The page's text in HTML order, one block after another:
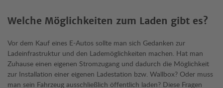
Welche Möglichkeiten zum Laden gibt es?
Vor dem Kauf eines E-Autos sollte man sich Gedanken zur
Ladeinfrastruktur und den Lademöglichkeiten machen. Hat man
Zuhause einen eigenen Stromzugang und dadurch die Möglichkeit
zur Installation einer eigenen Ladestation bzw. Wallbox? Oder muss
man sein Fahrzeug ausschließlich öffentlich laden? Diese Fragen